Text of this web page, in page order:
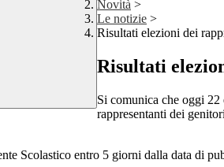
Novità >
Le notizie >
Risultati elezioni dei
Risultati
Si comunica che oggi
rappresentanti dei
Scolastico entro 5 giorni dalla data di